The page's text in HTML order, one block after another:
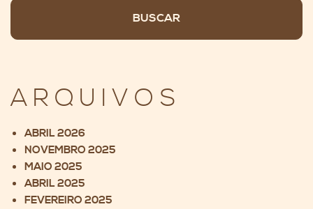
ARQUIVOS
ABRIL 2026
NOVEMBRO 2025
MAIO 2025
ABRIL 2025
FEVEREIRO 2025